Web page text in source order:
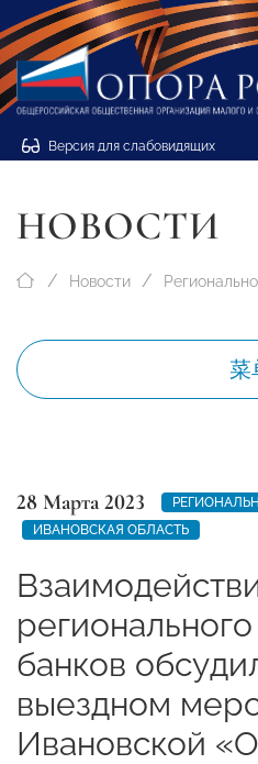
Версия для слабовидящих
НОВОСТИ
Новости
菜
28 Марта 2023
ИВАНОВСКАЯ ОБЛАСТЬ
банков
выездном
Ивановской